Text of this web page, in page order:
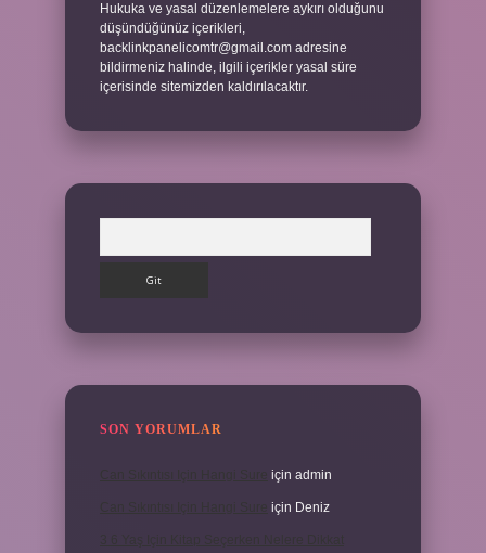
Hukuka ve yasal düzenlemelere aykırı olduğunu
düşündüğünüz içerikleri,
backlinkpanelicomtr@gmail.com adresine
bildirmeniz halinde, ilgili içerikler yasal süre
içerisinde sitemizden kaldırılacaktır.
SON YORUMLAR
için admin
için Deniz